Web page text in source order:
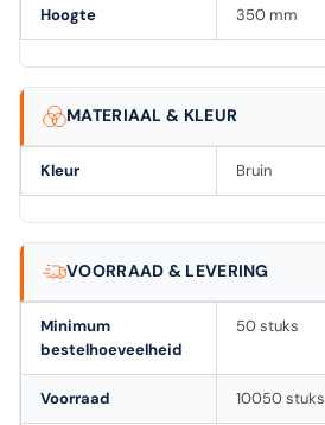
Hoogte 350 mm
MATERIAAL & KLEUR
Kleur Bruin
VOORRAAD & LEVERING
Minimum
bestelhoeveelheid
50 stuks
Voorraad 10050 stuks